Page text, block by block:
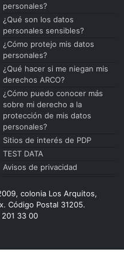
personales?
¿Qué son los datos
personales sensibles?
¿Cómo protejo mis datos
personales?
¿Qué hacer si me niegan mis
derechos ARCO?
¿Cómo puedo conocer más
sobre mi derecho a la
protección de mis datos
personales?
Sitios de interés de PDP
TEST DATA
Avisos de privacidad
colonia Los Arquitos,
Código Postal 31205.
33 00